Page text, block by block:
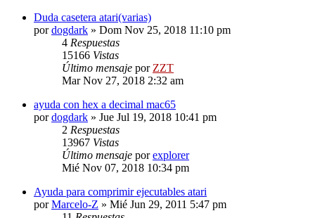
Duda casetera atari(varias)
pordogdark » Dom Nov 25, 2018 11:10 pm
4 Respuestas
15166 Vistas
Último mensaje por ZZT
Mar Nov 27, 2018 2:32 am
ayuda con hex a decimal mac65
pordogdark » Jue Jul 19, 2018 10:41 pm
2 Respuestas
13967 Vistas
Último mensaje porexplorer
Mié Nov 07, 2018 10:34 pm
Ayuda para comprimir ejecutables atari
porMarcelo-Z » Mié Jun 29, 2011 5:47 pm